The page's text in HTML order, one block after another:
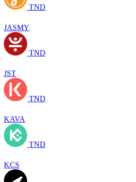
TND
JASMY
TND
JST
TND
KAVA
TND
KCS